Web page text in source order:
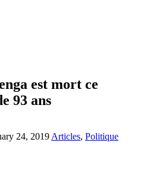
est mort ce
93 ans
24, 2019 Articles, Politique